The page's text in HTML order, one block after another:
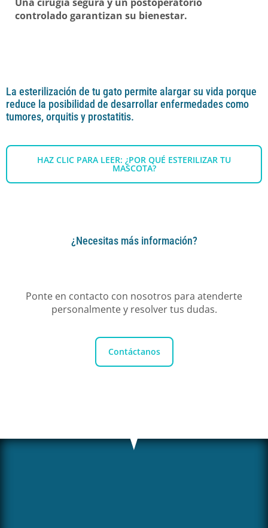
Una cirugía segura y un postoperatorio
controlado garantizan su bienestar.
La esterilización de tu gato permite alargar su vida porque
reduce la posibilidad de desarrollar enfermedades como
tumores, orquitis y prostatitis.
HAZ CLIC PARA LEER: ¿POR QUÉ ESTERILIZAR TU
MASCOTA?
¿Necesitas más información?
Ponte en contacto con nosotros para atenderte
personalmente y resolver tus dudas.
Contáctanos